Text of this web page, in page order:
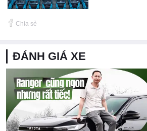
Chia sẻ
ĐÁNH GIÁ XE